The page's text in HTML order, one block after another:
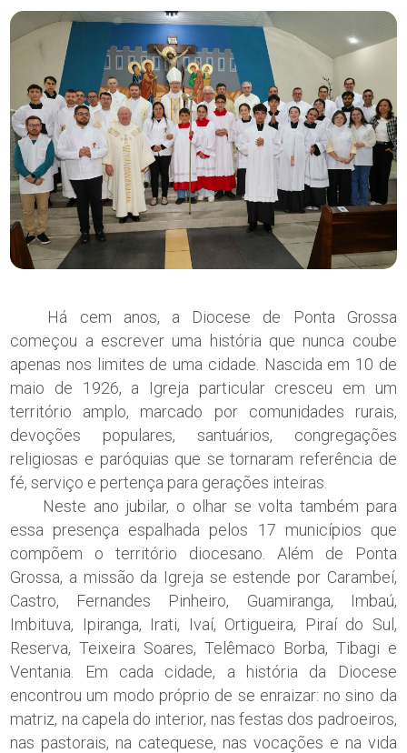
Há cem anos, a Diocese de Ponta Grossa
começou a escrever uma história que nunca coube
apenas nos limites de uma cidade. Nascida em 10 de
maio de 1926, a Igreja particular cresceu em um
território amplo, marcado por comunidades rurais,
devoções populares, santuários, congregações
religiosas e paróquias que se tornaram referência de
fé, serviço e pertença para gerações inteiras.
Neste ano jubilar, o olhar se volta também para
essa presença espalhada pelos 17 municípios que
compõem o território diocesano. Além de Ponta
Grossa, a missão da Igreja se estende por Carambeí,
Castro, Fernandes Pinheiro, Guamiranga, Imbaú,
Imbituva, Ipiranga, Irati, Ivaí, Ortigueira, Piraí do Sul,
Reserva, Teixeira Soares, Telêmaco Borba, Tibagi e
Ventania. Em cada cidade, a história da Diocese
encontrou um modo próprio de se enraizar: no sino da
matriz, na capela do interior, nas festas dos padroeiros,
nas pastorais, na catequese, nas vocações e na vida